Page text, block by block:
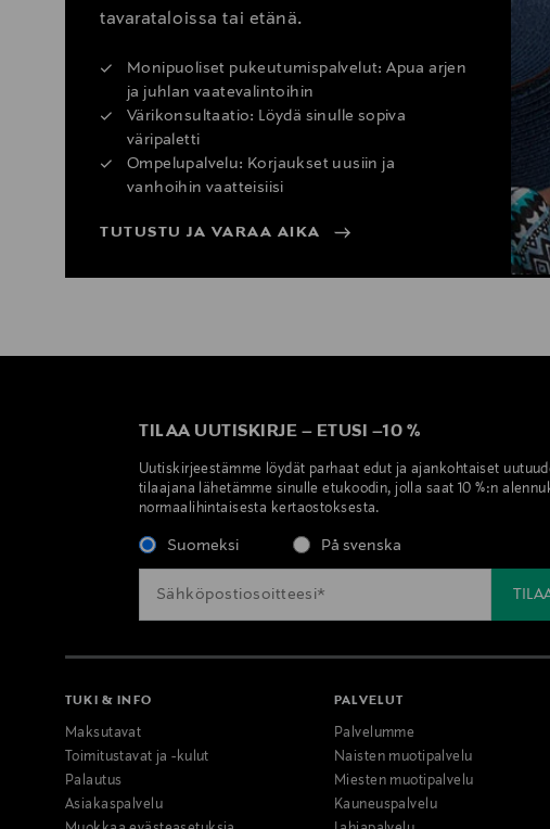
tavarataloissa tai etänä.
Monipuoliset pukeutumispalvelut: Apua arjen
ja juhlan vaatevalintoihin
Värikonsultaatio: Löydä sinulle sopiva
väripaletti
Ompelupalvelu: Korjaukset uusiin ja
vanhoihin vaatteisiisi
TUTUSTU JA VARAA AIKA
TILAA UUTISKIRJE – ETUSI –10 %
Uutiskirjeestämme löydät parhaat edut ja ajankohtaiset
tilaajana lähetämme sinulle etukoodin, jolla saat 10 %:n
normaalihintaisesta kertaostoksesta.
Suomeksi På svenska
TUKI & INFO
Maksutavat
Toimitustavat ja -kulut
Palautus
Asiakaspalvelu
PALVELUT
Palvelumme
Naisten muotipalvelu
Miesten muotipalvelu
Kauneuspalvelu